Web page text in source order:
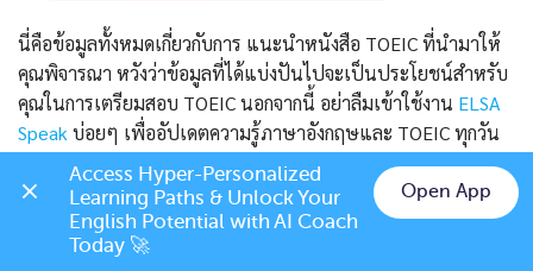
นี่คือข้อมูลทั้งหมดเกี่ยวกับการ แนะนำหนังสือ TOEIC ที่นำมาให้
คุณพิจารณา หวังว่าข้อมูลที่ได้แบ่งปันไปจะเป็นประโยชน์สำหรับ
คุณในการเตรียมสอบ TOEIC นอกจากนี้ อย่าลืมเข้าใช้งาน ELSA
Speak บ่อยๆ เพื่ออัปเดตความรู้ภาษาอังกฤษและ TOEIC ทุกวัน
RELATED POSTS Chat on LINE
Access Hyper-Personalized
Learning Paths & Unlock Your
English Potential with AI Coach
Today 🚀
Open App